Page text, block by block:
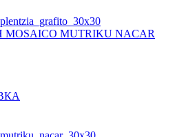
MOSAICO MUTRIKU NACAR